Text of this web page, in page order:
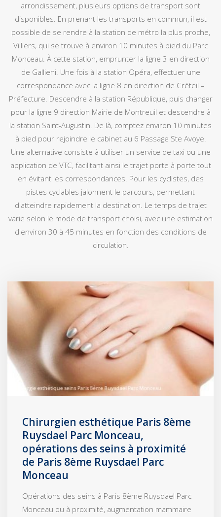
arrondissement, plusieurs options de transport sont
disponibles. En prenant les transports en commun, il est
possible de se rendre à la station de métro la plus proche,
Villiers, qui se trouve à environ 10 minutes à pied du Parc
Monceau. À cette station, emprunter la ligne 3 en direction
de Gallieni. Une fois à la station Opéra, effectuer une
correspondance avec la ligne 8 en direction de Créteil –
Préfecture. Descendre à la station République, puis changer
pour la ligne 9 direction Mairie de Montreuil et descendre à
la station Saint-Augustin. De là, comptez environ 10 minutes
à pied pour rejoindre le cabinet au 6 Passage Ste Avoye.
Une alternative consiste à utiliser un service de taxi ou une
application de VTC, facilitant ainsi le trajet porte à porte tout
en évitant les correspondances. Pour les cyclistes, des
pistes cyclables jalonnent le parcours, permettant
d'atteindre rapidement la destination. Le temps de trajet
varie selon le mode de transport choisi, avec une estimation
d'environ 30 à 45 minutes en fonction des conditions de
circulation.
Chirurgien esthétique Paris 8ème
Ruysdael Parc Monceau,
opérations des seins à proximité
de Paris 8ème Ruysdael Parc
Monceau
Opérations des seins à Paris 8ème Ruysdael Parc
Monceau ou à proximité, augmentation mammaire